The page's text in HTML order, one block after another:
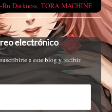
Darkness,TORA MACHINE
electrónico
a este blog y recibir